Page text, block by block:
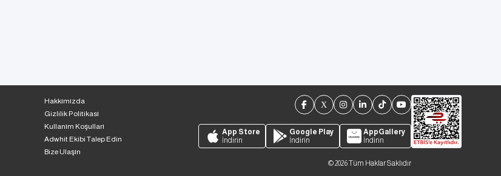
Hakkımızda
Gizlilik Politikası
Kullanım Koşulları
Adwhit Ekibi Talep Edin
Bize Ulaşın
App Store
İndirin
Google Play
İndirin
AppGallery
İndirin
©2026Tüm Haklar Saklıdır